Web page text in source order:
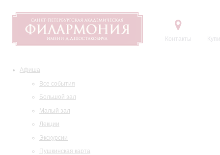
Контакты
Афиша
Все события
Большой зал
Малый зал
Лекции
Экскурсии
Пушкинская карта